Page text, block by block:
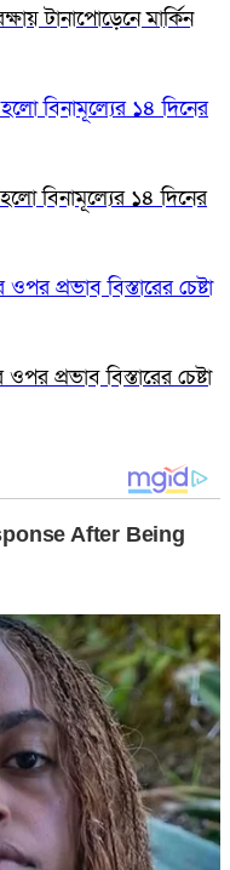
টানাপোড়েনে মার্কিন
বিনামূল্যের ১৪ দিনের
ওপর প্রভাব বিস্তারের চেষ্টা